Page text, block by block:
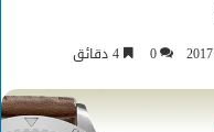
0 4 دقائق